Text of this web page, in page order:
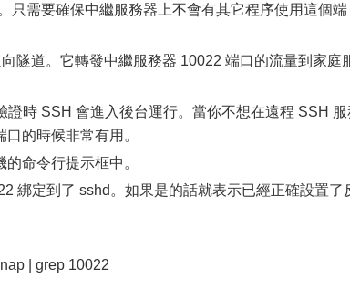
只需要確保中繼服務器上不會有其它程序使用這個端
隧道。它轉發中繼服務器 10022 端口的流量到家庭
證時 SSH 會進入後台運行。當你不想在遠程 SSH
的時候非常有用。
命令行提示框中。
綁定到了 sshd。如果是的話就表示已經正確設置了
| grep 10022